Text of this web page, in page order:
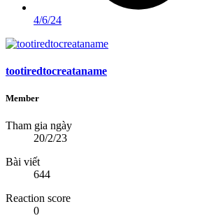
4/6/24
tootiredtocreataname
Member
Tham gia ngày
20/2/23
Bài viết
644
Reaction score
0